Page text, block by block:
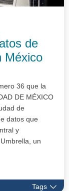
de
México
36 que la
DE MÉXICO
de
datos que
y
un
Tags